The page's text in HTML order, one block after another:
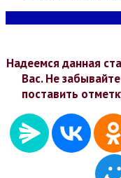
Надеемся данная
Вас. Не
поставить